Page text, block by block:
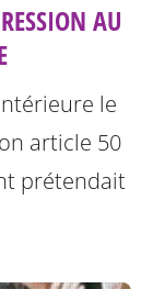
AU
le
article 50
prétendait